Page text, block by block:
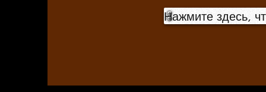
Нажмите здесь,